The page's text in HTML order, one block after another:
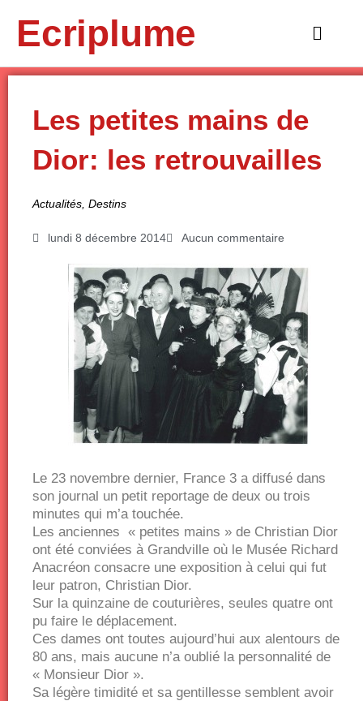
contenuEcriplume
Main
Les petites mains de
Dior: les retrouvailles
Actualités, Destins
lundi 8 décembre 2014 Aucun commentaire
Le 23 novembre dernier, France 3 a diffusé dans
son journal un petit reportage de deux ou trois
minutes qui m’a touchée.
Les anciennes « petites mains » de Christian Dior
ont été conviées à Grandville où le Musée Richard
Anacréon consacre une exposition à celui qui fut
leur patron, Christian Dior.
Sur la quinzaine de couturières, seules quatre ont
pu faire le déplacement.
Ces dames ont toutes aujourd’hui aux alentours de
80 ans, mais aucune n’a oublié la personnalité de
« Monsieur Dior ».
Sa légère timidité et sa gentillesse semblent avoir